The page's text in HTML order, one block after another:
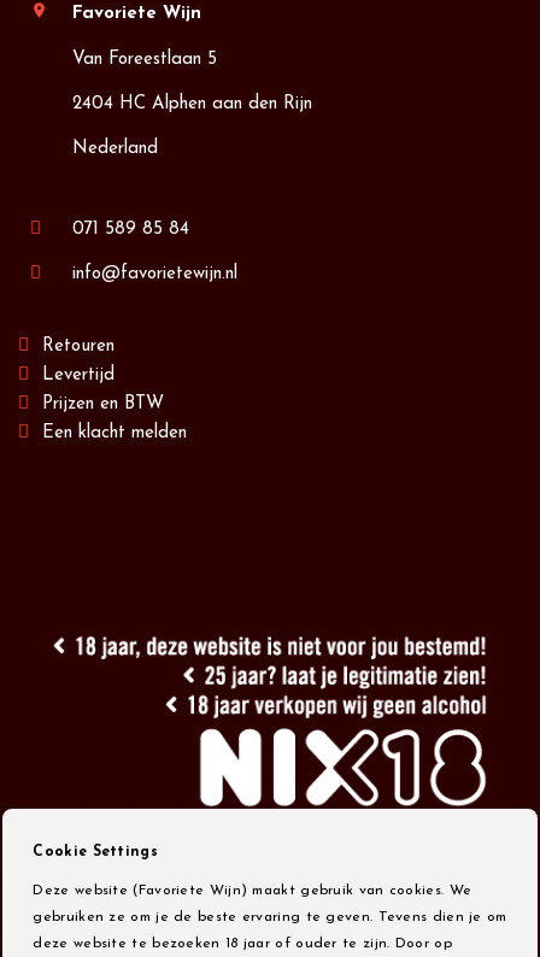
location_on Favoriete Wijn
Van Foreestlaan 5
2404 HC Alphen aan den Rijn
Nederland
071 589 85 84
info@favorietewijn.nl
Retouren
Levertijd
Prijzen en BTW
Een klacht melden
Cookie Settings
Deze website (Favoriete Wijn) maakt gebruik van cookies. We
gebruiken ze om je de beste ervaring te geven. Tevens dien je om
deze website te bezoeken 18 jaar of ouder te zijn. Door op